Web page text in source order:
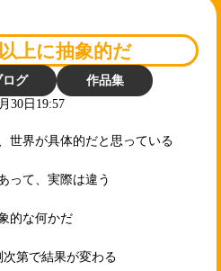
上に抽象的だ
ログ
作品集
30日19:57
世界が具体的だと思っている
って、実際は違う
的な何かだ
第で結果が変わる